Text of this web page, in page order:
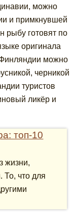
можно
и примкнувшей
рыбу готовят по
оригинала
можно
черникой
туристов
ликёр и
топ-10
жизни,
То, что для